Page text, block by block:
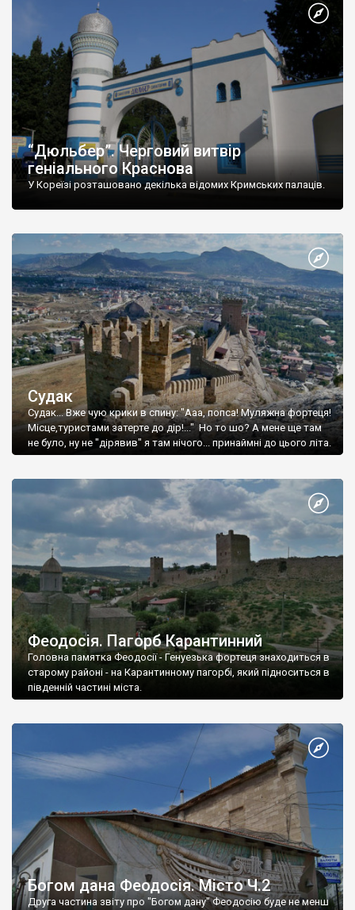
“Дюльбер”. Черговий витвір
геніального Краснова
У Кореїзі розташовано декілька відомих Кримських палаців.
Судак
Судак... Вже чую крики в спину: "Ааа, попса! Муляжна фортеця!
Місце,туристами затерте до дір!..." Но то шо? А мене ще там
не було, ну не "дірявив" я там нічого... принаймні до цього літа.
Феодосія. Пагорб Карантинний
Головна памятка Феодосії - Генуезька фортеця знаходиться в
старому районі - на Карантинному пагорбі, який підноситься в
південній частині міста.
Богом дана Феодосія. Місто Ч.2
Друга частина звіту про "Богом дану" Феодосію буде не менш